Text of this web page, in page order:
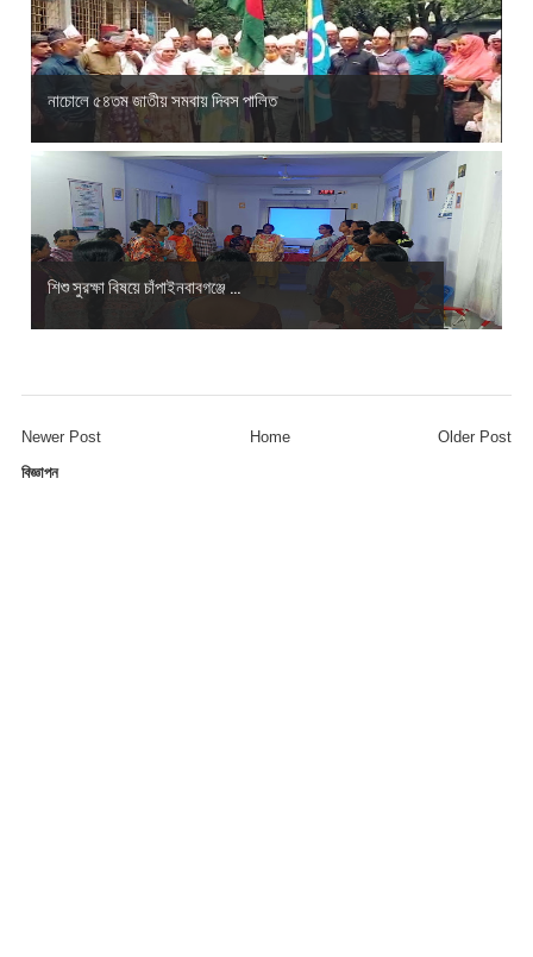
নাচোলে ৫৪তম জাতীয় সমবায় দিবস পালিত
শিশু সুরক্ষা বিষয়ে চাঁপাইনবাবগঞ্জে ...
Newer Post Older Post
Home
বিজ্ঞাপন